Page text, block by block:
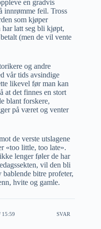
en gradvis
innrømme feil. Tross
som kjøper
har latt seg bli kjøpt,
(men de vil vente
og andre
vår tids avsindige
likevel før man kan
at det finnes en stort
blant forskere,
på været og venter
de verste utslagene
«too little, too late».
lenger føler de har
vil den bli
bitre profeter,
hvite og gamle.
15:59 SVAR